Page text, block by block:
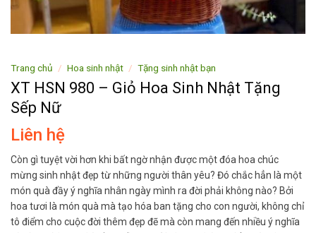
Trang chủ / Hoa sinh nhật / Tặng sinh nhật bạn
XT HSN 980 – Giỏ Hoa Sinh Nhật Tặng
Sếp Nữ
Liên hệ
Còn gì tuyệt vời hơn khi bất ngờ nhận được một đóa hoa chúc
mừng sinh nhật đẹp từ những người thân yêu? Đó chắc hẳn là một
món quà đầy ý nghĩa nhân ngày mình ra đời phải không nào? Bởi
hoa tươi là món quà mà tạo hóa ban tặng cho con người, không chỉ
tô điểm cho cuộc đời thêm đẹp đẽ mà còn mang đến nhiều ý nghĩa